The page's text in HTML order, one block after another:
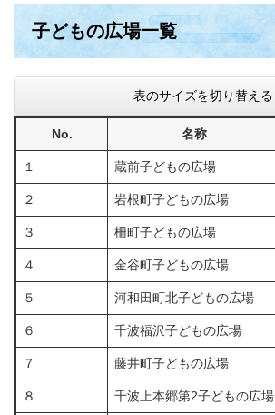
子どもの広場一覧
表のサイズを切り替える
No. 名称
１ 蔵前子どもの広場
２ 岩根町子どもの広場
３ 柵町子どもの広場
４ 金谷町子どもの広場
５ 河和田町北子どもの広場
６ 千波福沢子どもの広場
７ 藤井町子どもの広場
８ 千波上本郷第2子どもの広場